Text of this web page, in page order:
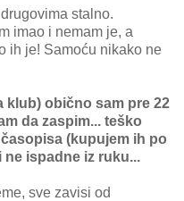
stalno.
imao i nemam je, a
ih je! Samoću nikako ne
klub) obično sam pre 22
da zaspim... teško
(kupujem ih po
ne ispadne iz ruku...
sve zavisi od